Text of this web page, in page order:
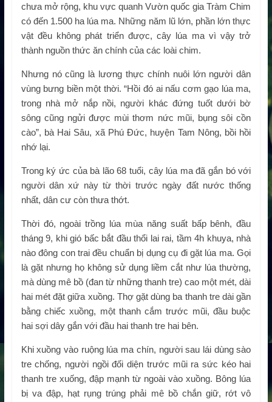
chưa mở rộng, khu vực quanh Vườn quốc gia Tràm Chim
có đến 1.500 ha lúa ma. Những năm lũ lớn, phần lớn thực
vật đều không phát triển được, cây lúa ma vì vậy trở
thành nguồn thức ăn chính của các loài chim.
Nhưng nó cũng là lương thực chính nuôi lớn người dân
vùng bưng biền một thời. “Hồi đó ai nấu cơm gạo lúa ma,
trong nhà mở nắp nồi, người khác đứng tuốt dưới bờ
sông cũng ngửi được mùi thơm nức mũi, bụng sôi cồn
cào”, bà Hai Sâu, xã Phú Đức, huyện Tam Nông, bồi hồi
nhớ lại.
Trong ký ức của bà lão 68 tuổi, cây lúa ma đã gắn bó với
người dân xứ này từ thời trước ngày đất nước thống
nhất, dân cư còn thưa thớt.
Thời đó, ngoài trồng lúa mùa năng suất bấp bênh, đầu
tháng 9, khi gió bấc bắt đầu thổi lai rai, tầm 4h khuya, nhà
nào đông con trai đều chuẩn bị dụng cụ đi gặt lúa ma. Gọi
là gặt nhưng họ không sử dụng liềm cắt như lúa thường,
mà dùng mê bồ (đan từ những thanh tre) cao một mét, dài
hai mét đặt giữa xuồng. Thợ gặt dùng ba thanh tre dài gần
bằng chiếc xuồng, một thanh cắm trước mũi, đầu buộc
hai sợi dây gắn với đầu hai thanh tre hai bên.
Khi xuồng vào ruộng lúa ma chín, người sau lái dùng sào
tre chống, người ngồi đối diện trước mũi ra sức kéo hai
thanh tre xuống, đập mạnh từ ngoài vào xuồng. Bông lúa
bị va đập, hạt rụng trúng phải mê bồ chắn giữ, rớt vô